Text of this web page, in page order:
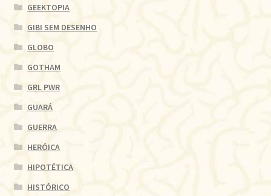
GEEKTOPIA
GIBI SEM DESENHO
GLOBO
GOTHAM
GRL PWR
GUARÁ
GUERRA
HERÓICA
HIPOTÉTICA
HISTÓRICO